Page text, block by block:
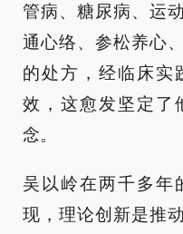
管病、糖尿病、运
通心络、参松养心
的处方，经临床实
效，这愈发坚定了
念。
吴以岭在两千多年
现，理论创新是推